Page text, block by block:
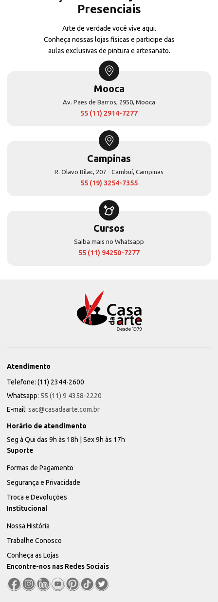
Presenciais
Arte de verdade você vive aqui.
Conheça nossas lojas físicas e participe das
aulas exclusivas de pintura e artesanato.
Mooca
Av. Paes de Barros, 2950, Mooca
55 (11) 2914-7277
Campinas
R. Olavo Bilac, 207 - Cambuí, Campinas
55 (19) 3254-7355
Cursos
Saiba mais no Whatsapp
55 (11) 94250-7277
Atendimento
Telefone: (11) 2344-2600
Whatsapp: 55 (11) 9 4358-2220
E-mail: sac@casadaarte.com.br
Horário de atendimento
Seg à Qui das 9h às 18h | Sex 9h às 17h
Suporte
Formas de Pagamento
Segurança e Privacidade
Troca e Devoluções
Institucional
Nossa História
Trabalhe Conosco
Conheça as Lojas
Encontre-nos nas Redes Sociais